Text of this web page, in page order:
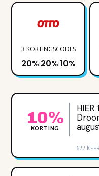
3 KORTINGSCODES
20%|20%|10%
10%
KORTING
HIER
622